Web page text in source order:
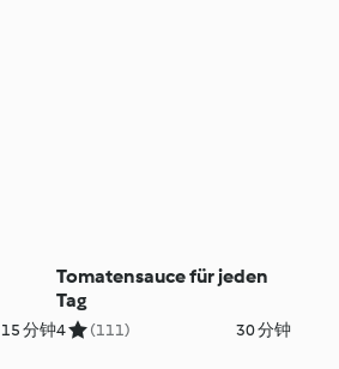
15 分钟
Tomatensauce für jeden
Tag
4 (111) 30 分钟